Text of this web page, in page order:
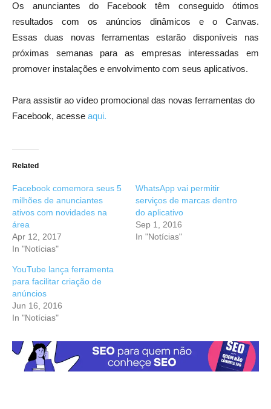
Os anunciantes do Facebook têm conseguido ótimos
resultados com os anúncios dinâmicos e o Canvas.
Essas duas novas ferramentas estarão disponíveis nas
próximas semanas para as empresas interessadas em
promover instalações e envolvimento com seus aplicativos.
Para assistir ao vídeo promocional das novas ferramentas do
Facebook, acesse aqui.
Related
Facebook comemora seus 5
milhões de anunciantes
ativos com novidades na
área
Apr 12, 2017
In "Notícias"
WhatsApp vai permitir
serviços de marcas dentro
do aplicativo
Sep 1, 2016
In "Notícias"
YouTube lança ferramenta
para facilitar criação de
anúncios
Jun 16, 2016
In "Notícias"